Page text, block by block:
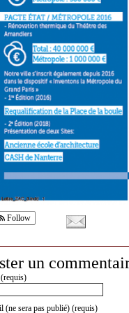
Follow
un
(ne sera pas publié) (requis)